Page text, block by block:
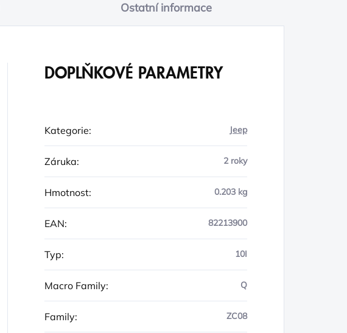
Ostatní informace
DOPLŇKOVÉ PARAMETRY
Kategorie: Jeep
Záruka: 2 roky
Hmotnost: 0.203 kg
EAN: 82213900
Typ: 10I
Macro Family: Q
Family: ZC08